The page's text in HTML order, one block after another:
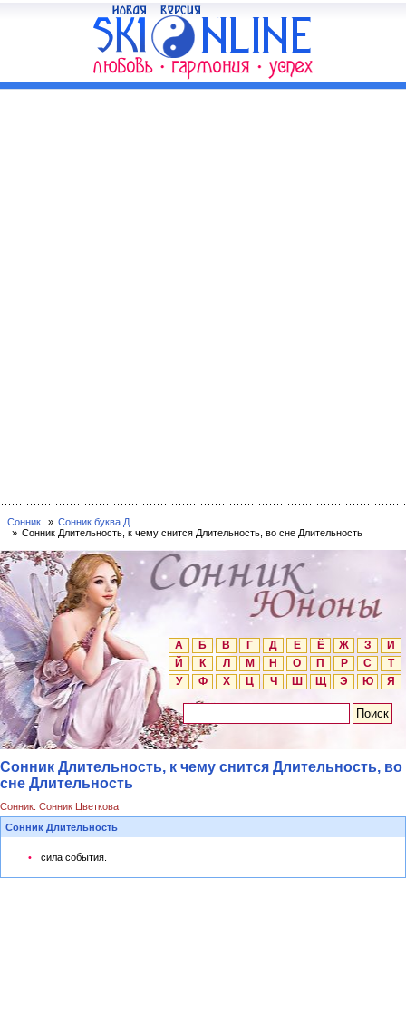
Сонник
Сонник буква Д
Сонник Длительность, к чему снится Длительность, во сне Длительность
А Б В Г Д Е Ё Ж З
И
Й
К Л М Н О П Р С
Т
У
Ф Х Ц Ч Ш Щ Э Ю Я
Сонник Длительность, к чему снится Длительность, во
сне Длительность
Сонник: Сонник Цветкова
Сонник Длительность
сила события.